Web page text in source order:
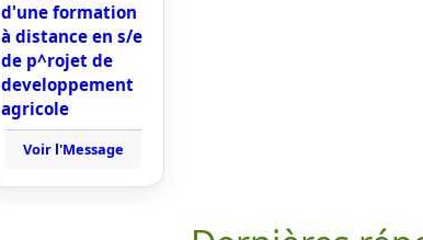
d'une formation
à distance en s/e
de p^rojet de
developpement
agricole
Voir l'Message